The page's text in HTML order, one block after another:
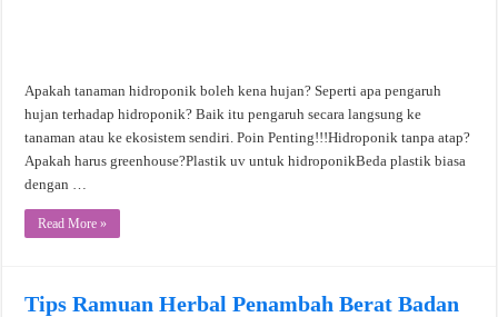
Apakah tanaman hidroponik boleh kena hujan? Seperti apa pengaruh
hujan terhadap hidroponik? Baik itu pengaruh secara langsung ke
tanaman atau ke ekosistem sendiri. Poin Penting!!!Hidroponik tanpa atap?
Apakah harus greenhouse?Plastik uv untuk hidroponikBeda plastik biasa
dengan …
Read More »
Tips Ramuan Herbal Penambah Berat Badan